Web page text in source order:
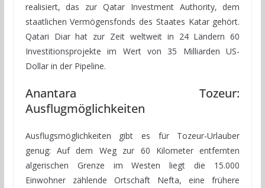
realisiert, das zur Qatar Investment Authority, dem
staatlichen Vermögensfonds des Staates Katar gehört.
Qatari Diar hat zur Zeit weltweit in 24 Ländern 60
Investitionsprojekte im Wert von 35 Milliarden US-
Dollar in der Pipeline.
Anantara Tozeur:
Ausflugmöglichkeiten
Ausflugsmöglichkeiten gibt es für Tozeur-Urlauber
genug: Auf dem Weg zur 60 Kilometer entfernten
algerischen Grenze im Westen liegt die 15.000
Einwohner zählende Ortschaft Nefta, eine frühere